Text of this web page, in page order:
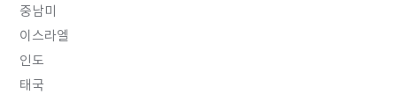
중남미
이스라엘
인도
태국